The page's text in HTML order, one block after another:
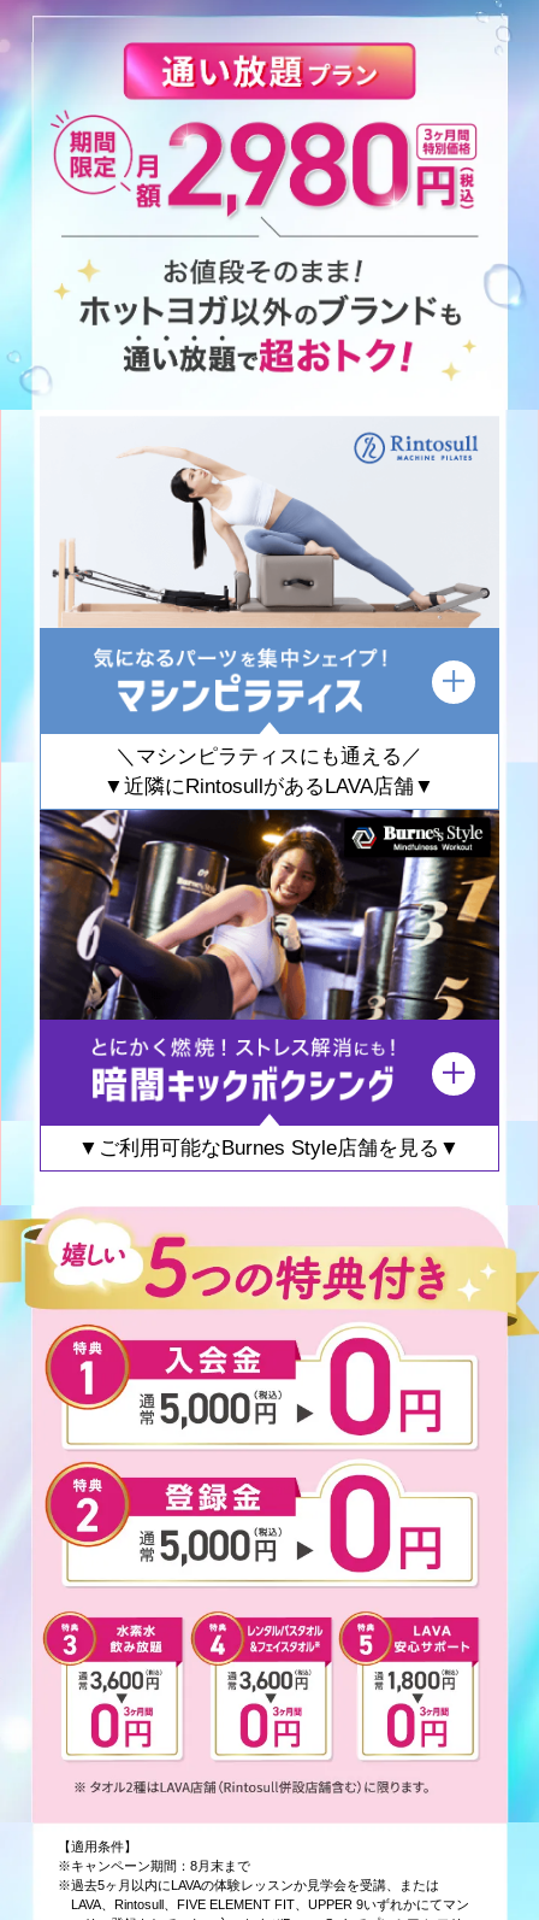
＼マシンピラティスにも通える／
▼近隣にRintosullがあるLAVA店舗▼
▼ご利用可能なBurnes Style店舗を見る▼
【適用条件】
※キャンペーン期間：8月末まで
※過去5ヶ月以内にLAVAの体験レッスンか見学会を受講、または
LAVA、Rintosull、FIVE ELEMENT FIT、UPPER 9いずれかにてマン